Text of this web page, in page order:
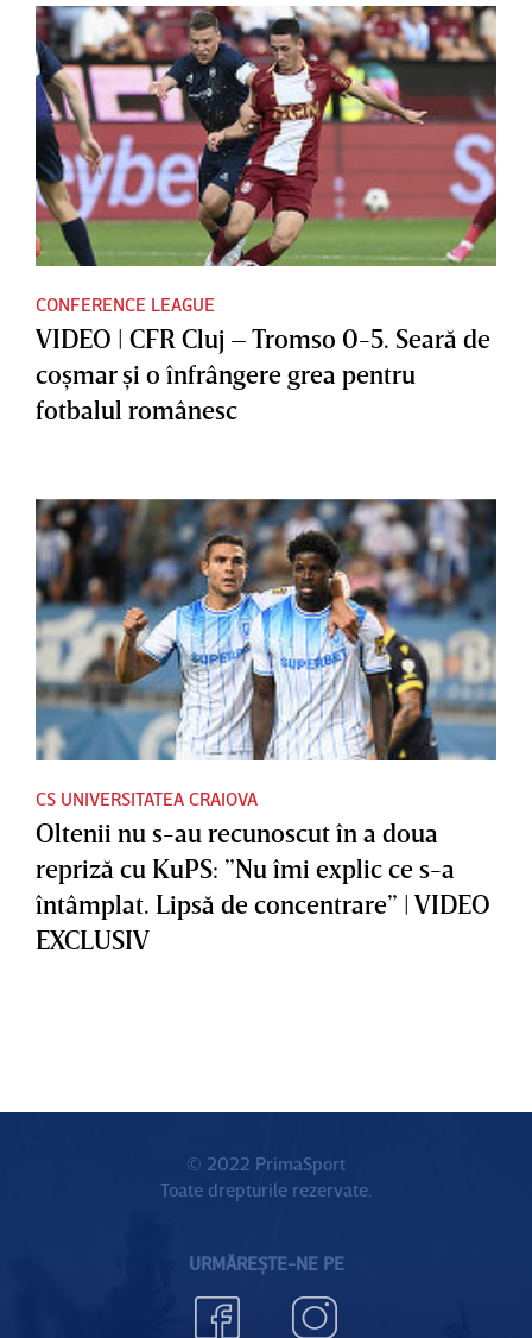
CONFERENCE LEAGUE
VIDEO | CFR Cluj – Tromso 0-5. Seară de
coşmar şi o înfrângere grea pentru
fotbalul românesc
CS UNIVERSITATEA CRAIOVA
Oltenii nu s-au recunoscut în a doua
repriză cu KuPS: ”Nu îmi explic ce s-a
întâmplat. Lipsă de concentrare” | VIDEO
EXCLUSIV
© 2022 PrimaSport
Toate drepturile rezervate.
URMĂREȘTE-NE PE